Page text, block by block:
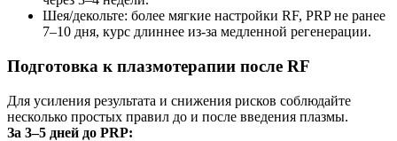
Шея/декольте: более мягкие настройки RF, PRP не ранее
7–10 дня, курс длиннее из‑за медленной регенерации.
Подготовка к плазмотерапии после RF
Для усиления результата и снижения рисков соблюдайте
несколько простых правил до и после введения плазмы.
За 3–5 дней до PRP: